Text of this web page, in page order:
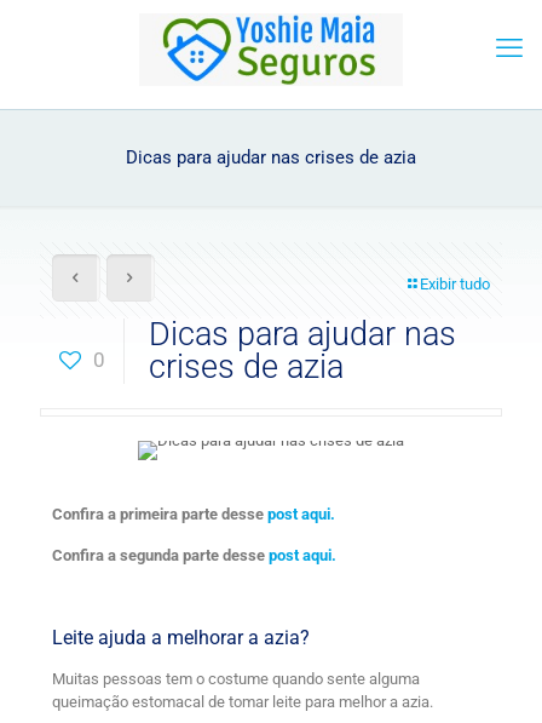
Dicas para ajudar nas crises de azia
Exibir tudo
0
Dicas para ajudar nas
crises de azia
Confira a primeira parte desse post aqui.
Confira a segunda parte desse post aqui.
Leite ajuda a melhorar a azia?
Muitas pessoas tem o costume quando sente alguma
queimação estomacal de tomar leite para melhor a azia.